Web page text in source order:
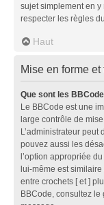
sujet simplement en
respecter les règles
Haut
Mise en forme
Que sont les
Le BBCode est une
large contrôle de
L’administrateur
pouvez aussi les
l’option appropriée
lui-même est
entre crochets [ et ]
BBCode, consultez